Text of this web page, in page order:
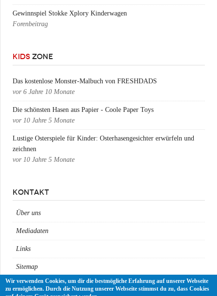
Gewinnspiel Stokke Xplory Kinderwagen
Forenbeitrag
KIDS ZONE
Das kostenlose Monster-Malbuch von FRESHDADS
vor 6 Jahre 10 Monate
Die schönsten Hasen aus Papier - Coole Paper Toys
vor 10 Jahre 5 Monate
Lustige Osterspiele für Kinder: Osterhasengesichter erwürfeln und
zeichnen
vor 10 Jahre 5 Monate
KONTAKT
Über uns
Mediadaten
Links
Sitemap
Impressum
Wir verwenden Cookies, um dir die bestmögliche Erfahrung auf unserer Webseite
zu ermöglichen. Durch die Nutzung unserer Webseite stimmst du zu, dass Cookies